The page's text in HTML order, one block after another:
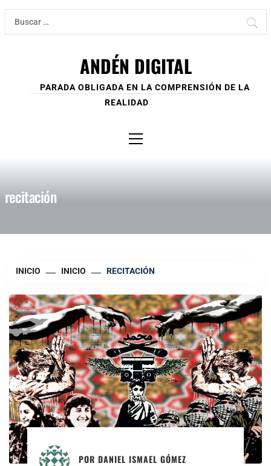
Ir
contenido
Buscar:
ANDÉN DIGITAL
PARADA OBLIGADA EN LA COMPRENSIÓN DE LA
REALIDAD
principal
recitación
INICIO INICIO RECITACIÓN
POR DANIEL ISMAEL GÓMEZ